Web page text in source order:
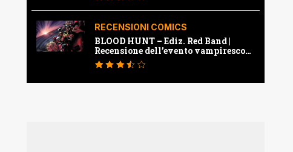
RECENSIONI COMICS
BLOOD HUNT – Ediz. Red Band |
Recensione dell’evento vampiresco
della Marvel